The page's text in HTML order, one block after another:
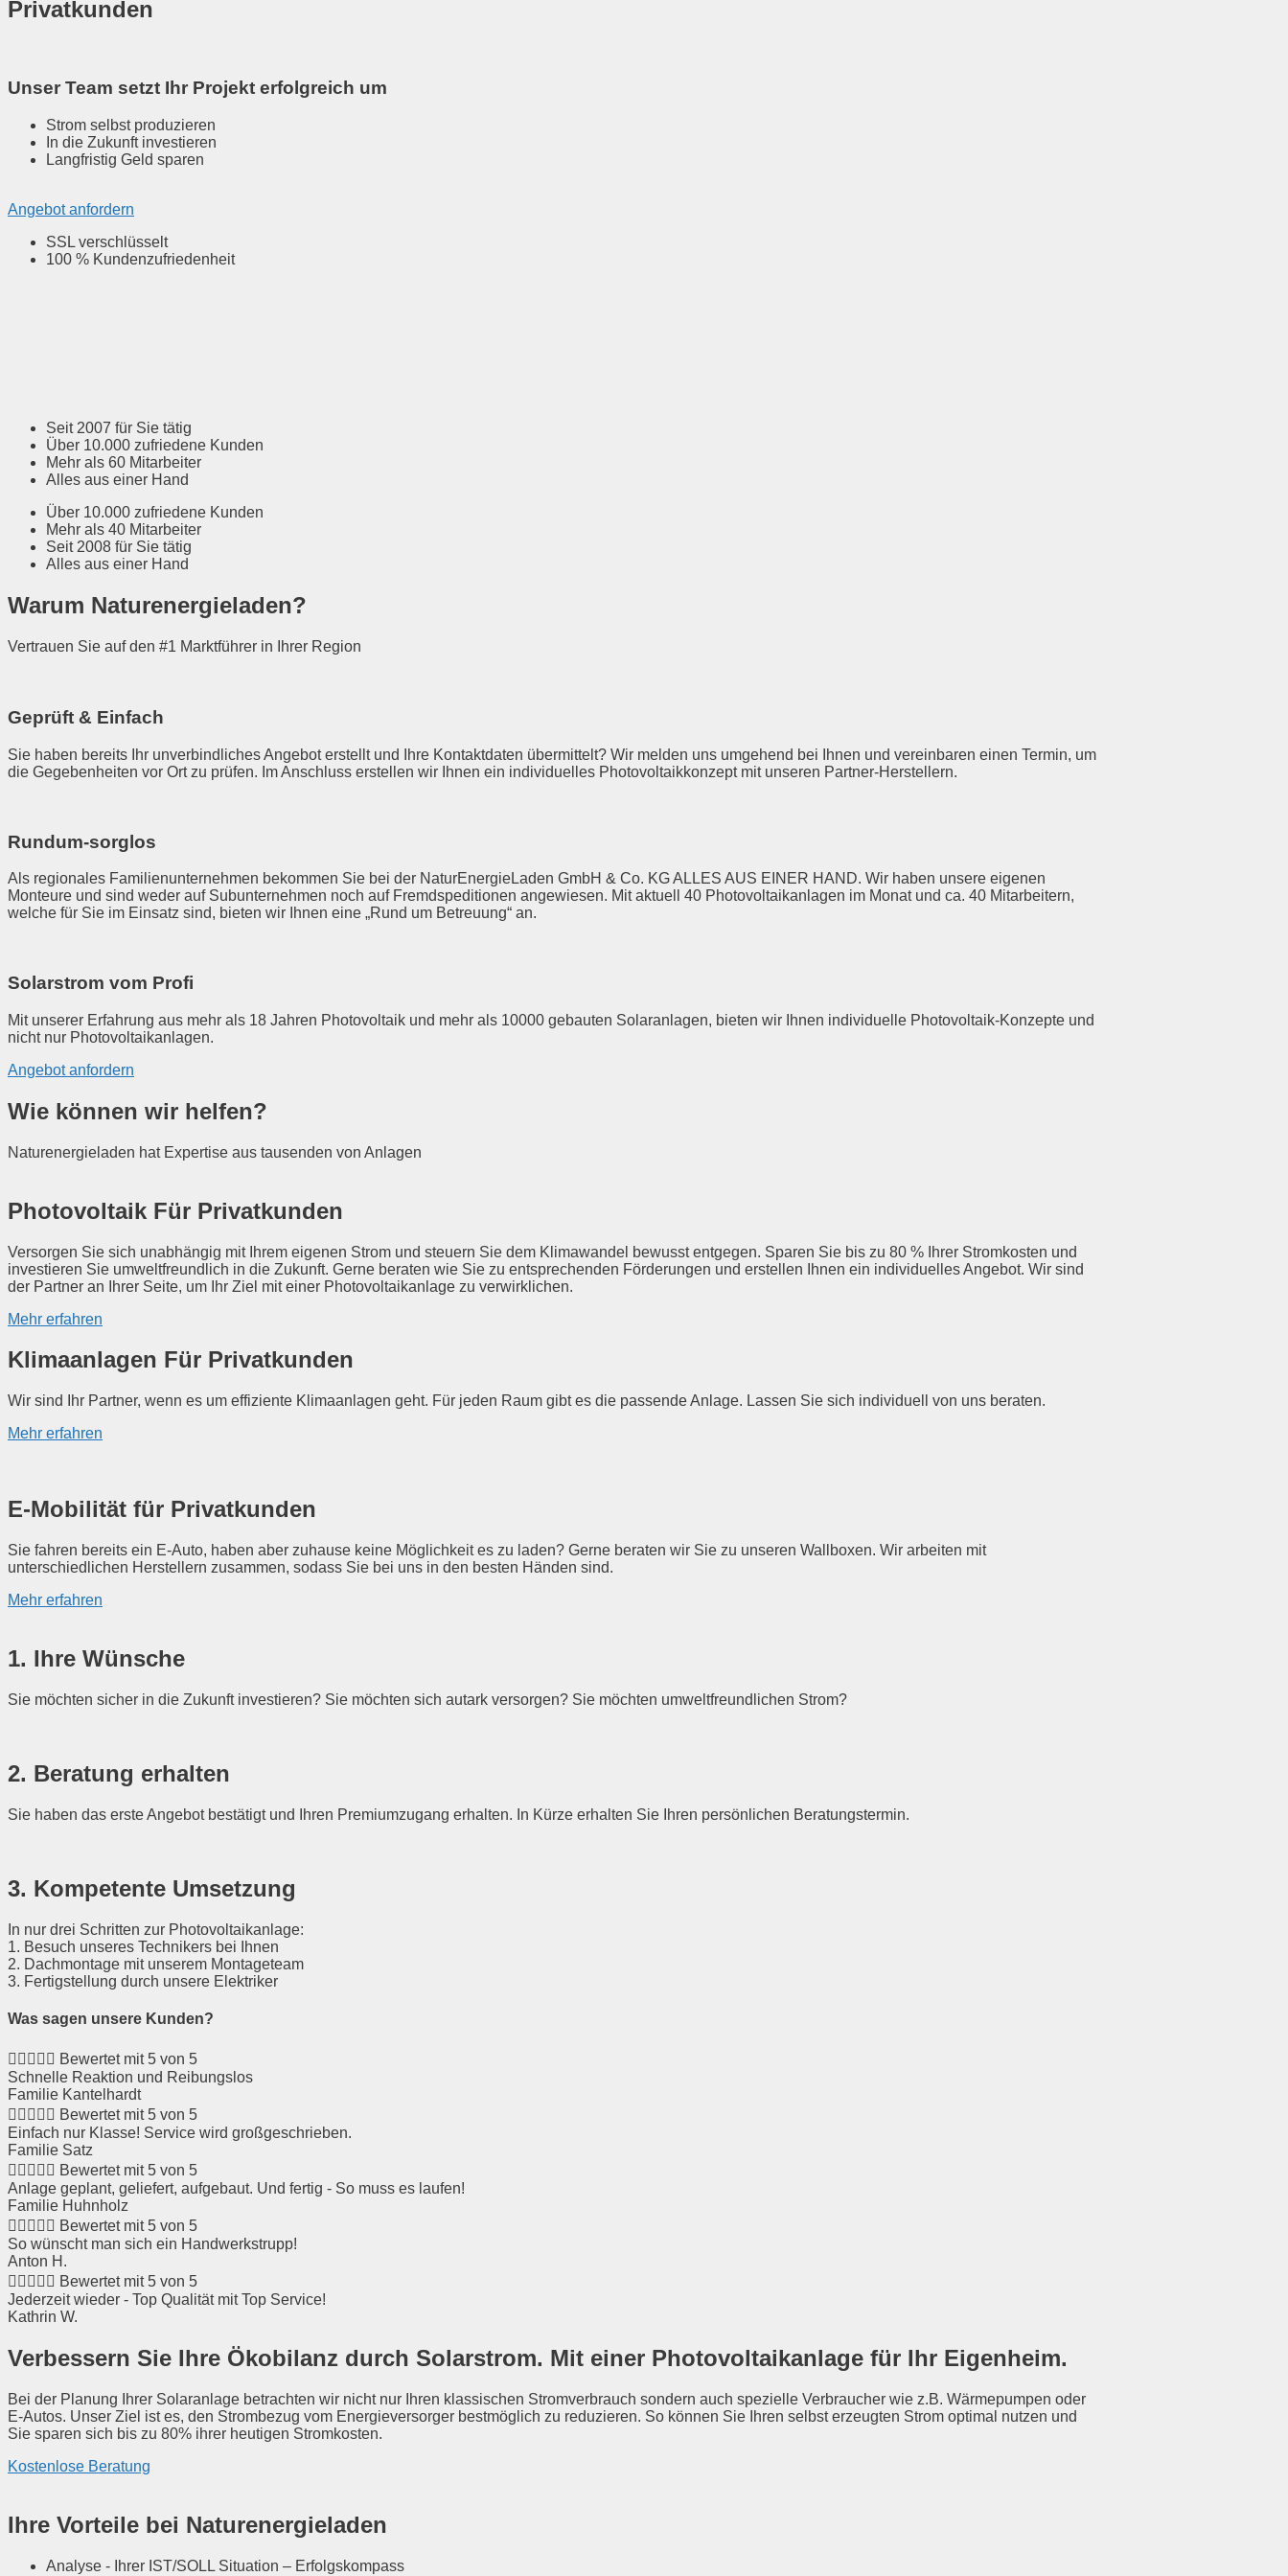
Privatkunden
Unser Team setzt Ihr Projekt erfolgreich um
Strom selbst produzieren
In die Zukunft investieren
Langfristig Geld sparen
Angebot anfordern
SSL verschlüsselt
100 % Kundenzufriedenheit
Seit 2007 für Sie tätig
Über 10.000 zufriedene Kunden
Mehr als 60 Mitarbeiter
Alles aus einer Hand
Über 10.000 zufriedene Kunden
Mehr als 40 Mitarbeiter
Seit 2008 für Sie tätig
Alles aus einer Hand
Warum Naturenergieladen?
Vertrauen Sie auf den #1 Marktführer in Ihrer Region
Geprüft & Einfach
Sie haben bereits Ihr unverbindliches Angebot erstellt und Ihre Kontaktdaten übermittelt? Wir melden uns umgehend bei Ihnen und vereinbaren einen Termin, um
die Gegebenheiten vor Ort zu prüfen. Im Anschluss erstellen wir Ihnen ein individuelles Photovoltaikkonzept mit unseren Partner-Herstellern.
Rund­um-sorg­los
Als regionales Familienunternehmen bekommen Sie bei der NaturEnergieLaden GmbH & Co. KG ALLES AUS EINER HAND. Wir haben unsere eigenen
Monteure und sind weder auf Subunternehmen noch auf Fremdspeditionen angewiesen. Mit aktuell 40 Photovoltaikanlagen im Monat und ca. 40 Mitarbeitern,
welche für Sie im Einsatz sind, bieten wir Ihnen eine „Rund um Betreuung“ an.
Solarstrom vom Profi
Mit unserer Erfahrung aus mehr als 18 Jahren Photovoltaik und mehr als 10000 gebauten Solaranlagen, bieten wir Ihnen individuelle Photovoltaik-Konzepte und
nicht nur Photovoltaikanlagen.
Angebot anfordern
Wie können wir helfen?
Naturenergieladen hat Expertise aus tausenden von Anlagen
Photovoltaik Für Privatkunden
Versorgen Sie sich unabhängig mit Ihrem eigenen Strom und steuern Sie dem Klimawandel bewusst entgegen. Sparen Sie bis zu 80 % Ihrer Stromkosten und
investieren Sie umweltfreundlich in die Zukunft. Gerne beraten wie Sie zu entsprechenden Förderungen und erstellen Ihnen ein individuelles Angebot. Wir sind
der Partner an Ihrer Seite, um Ihr Ziel mit einer Photovoltaikanlage zu verwirklichen.
Mehr erfahren
Klimaanlagen Für Privatkunden
Wir sind Ihr Partner, wenn es um effiziente Klimaanlagen geht. Für jeden Raum gibt es die passende Anlage. Lassen Sie sich individuell von uns beraten.
Mehr erfahren
E-Mobilität für Privatkunden
Sie fahren bereits ein E-Auto, haben aber zuhause keine Möglichkeit es zu laden? Gerne beraten wir Sie zu unseren Wallboxen. Wir arbeiten mit
unterschiedlichen Herstellern zusammen, sodass Sie bei uns in den besten Händen sind.
Mehr erfahren
1. Ihre Wünsche
Sie möchten sicher in die Zukunft investieren? Sie möchten sich autark versorgen? Sie möchten umweltfreundlichen Strom?
2. Beratung erhalten
Sie haben das erste Angebot bestätigt und Ihren Premiumzugang erhalten. In Kürze erhalten Sie Ihren persönlichen Beratungstermin.
3. Kompetente Umsetzung
In nur drei Schritten zur Photovoltaikanlage:
1. Besuch unseres Technikers bei Ihnen
2. Dachmontage mit unserem Montageteam
3. Fertigstellung durch unsere Elektriker
Was sagen unsere Kunden?
     Bewertet mit 5 von 5
Schnelle Reaktion und Reibungslos
Familie Kantelhardt
     Bewertet mit 5 von 5
Einfach nur Klasse! Service wird großgeschrieben.
Familie Satz
     Bewertet mit 5 von 5
Anlage geplant, geliefert, aufgebaut. Und fertig - So muss es laufen!
Familie Huhnholz
     Bewertet mit 5 von 5
So wünscht man sich ein Handwerkstrupp!
Anton H.
     Bewertet mit 5 von 5
Jederzeit wieder - Top Qualität mit Top Service!
Kathrin W.
Verbessern Sie Ihre Ökobilanz durch Solarstrom. Mit einer Photovoltaikanlage für Ihr Eigenheim.
Bei der Planung Ihrer Solaranlage betrachten wir nicht nur Ihren klassischen Stromverbrauch sondern auch spezielle Verbraucher wie z.B. Wärmepumpen oder
E-Autos. Unser Ziel ist es, den Strombezug vom Energieversorger bestmöglich zu reduzieren. So können Sie Ihren selbst erzeugten Strom optimal nutzen und
Sie sparen sich bis zu 80% ihrer heutigen Stromkosten.
Kostenlose Beratung
Ihre Vorteile bei Naturenergieladen
Analyse - Ihrer IST/SOLL Situation – Erfolgskompass